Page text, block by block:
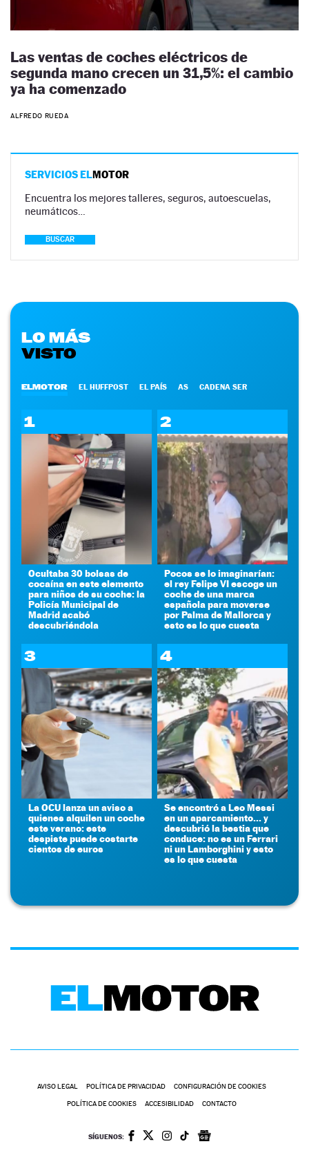
Las ventas de coches eléctricos de
segunda mano crecen un 31,5%: el cambio
ya ha comenzado
ALFREDO RUEDA
SERVICIOS ELMOTOR
Encuentra los mejores talleres, seguros, autoescuelas,
neumáticos…
BUSCAR
LO MÁS
VISTO
ELMOTOR EL HUFFPOST EL PAÍS AS CADENA SER
1
Ocultaba 30 bolsas de
cocaína en este elemento
para niños de su coche: la
Policía Municipal de
Madrid acabó
descubriéndola
2
Pocos se lo imaginarían:
el rey Felipe VI escoge un
coche de una marca
española para moverse
por Palma de Mallorca y
esto es lo que cuesta
3
La OCU lanza un aviso a
quienes alquilen un coche
este verano: este
despiste puede costarte
cientos de euros
4
Se encontró a Leo Messi
en un aparcamiento... y
descubrió la bestia que
conduce: no es un Ferrari
ni un Lamborghini y esto
es lo que cuesta
AVISO LEGAL POLÍTICA DE PRIVACIDAD CONFIGURACIÓN DE COOKIES
POLÍTICA DE COOKIES ACCESIBILIDAD CONTACTO
SÍGUENOS: